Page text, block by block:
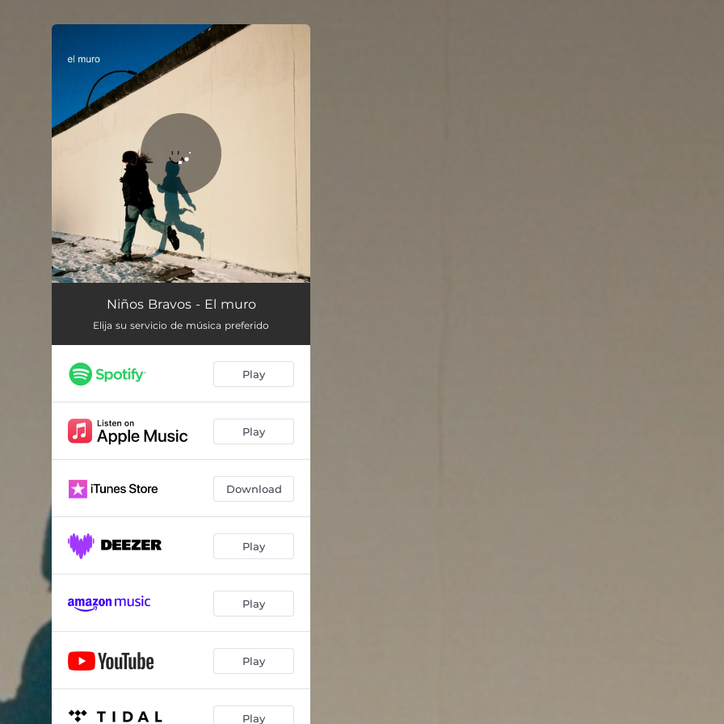
You're all set!
Niños Bravos - El muro
Elija su servicio de música preferido
Play
Play
Download
Play
Play
Play
Play